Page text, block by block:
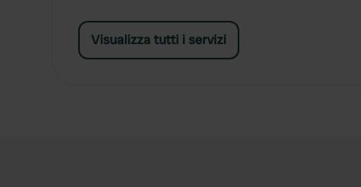
Visualizza tutti i servizi